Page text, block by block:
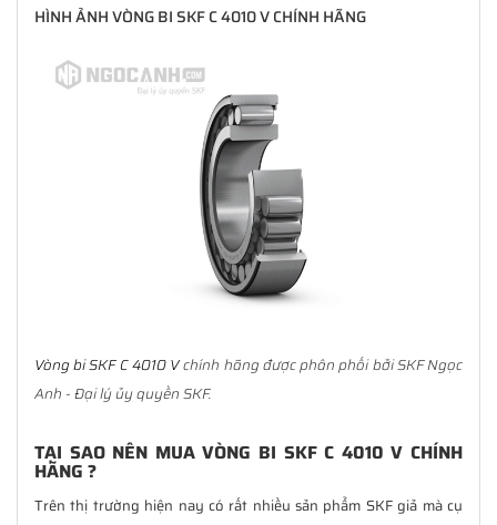
HÌNH ẢNH VÒNG BI SKF C 4010 V CHÍNH HÃNG
Vòng bi SKF C 4010 Vchính hãng được phân phối bởi SKF Ngọc
Anh - Đại lý ủy quyền SKF.
TẠI SAO NÊN MUA VÒNG BI SKF C 4010 V CHÍNH
HÃNG ?
Trên thị trường hiện nay có rất nhiều sản phẩm SKF giả mà cụ